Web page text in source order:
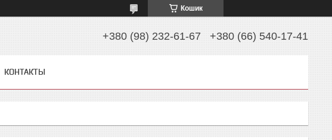
Кошик
+380 (98) 232-61-67 +380 (66) 540-17-41
КОНТАКТЫ